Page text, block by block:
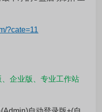
?cate=11
、企业版、专业工作站